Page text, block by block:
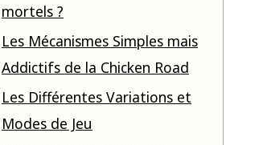
mortels ?
Les Mécanismes Simples mais
Addictifs de la Chicken Road
Les Différentes Variations et
Modes de Jeu